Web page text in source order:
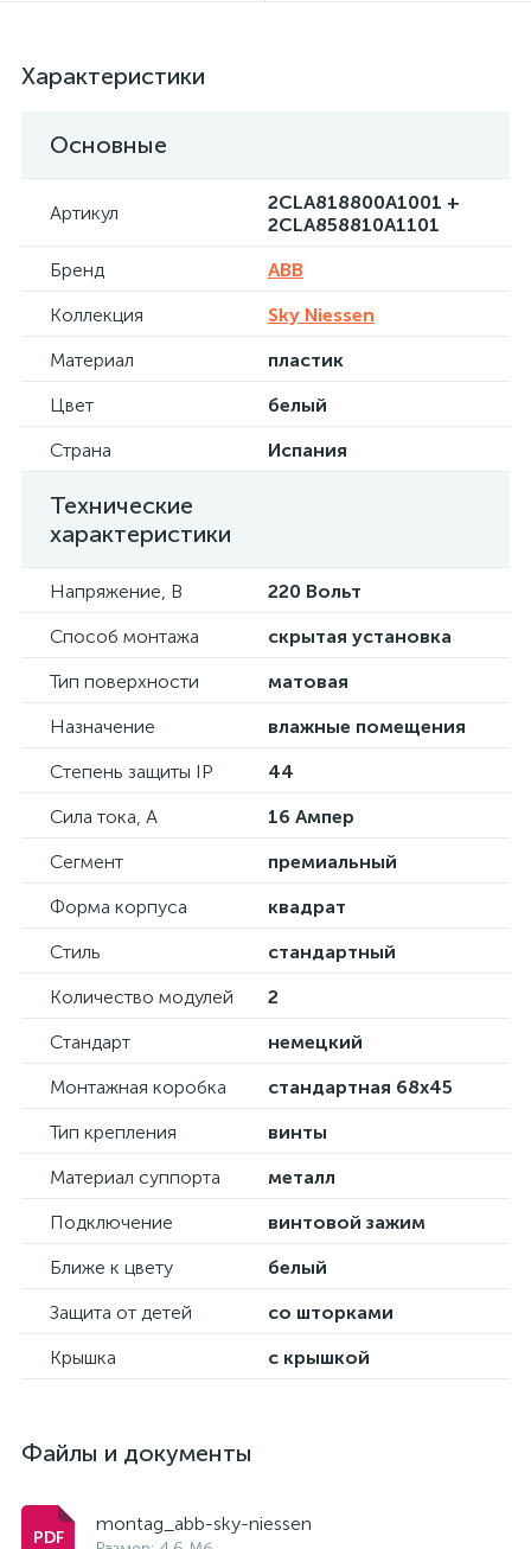
Характеристики
Основные
Артикул
2CLA818800A1001 +
2CLA858810A1101
Бренд
ABB
Коллекция
Sky Niessen
Материал
пластик
Цвет
белый
Страна
Испания
Технические
характеристики
Напряжение, В
220 Вольт
Способ монтажа
скрытая установка
Тип поверхности
матовая
Назначение
влажные помещения
Степень защиты IP
44
Сила тока, А
16 Ампер
Сегмент
премиальный
Форма корпуса
квадрат
Стиль
стандартный
Количество модулей
2
Стандарт
немецкий
Монтажная коробка
стандартная 68х45
Тип крепления
винты
Материал суппорта
металл
Подключение
винтовой зажим
Ближе к цвету
белый
Защита от детей
со шторками
Крышка
с крышкой
Файлы и документы
montag_abb-sky-niessen